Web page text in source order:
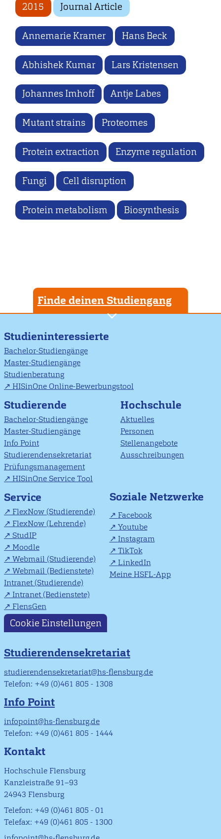
2015 Journal Article
Annemarie Kramer Hans Beck
Abhishek Kumar Lars Kristensen
Johannes Imhoff Antje Labes
Mutant strains Proteomes
Protein extraction Enzyme regulation
Fungi Cell disruption
Protein metabolism Biosynthesis
Finde deinen Studiengang
Studieninteressierte
Bachelor-Studiengänge
Master-Studiengänge
Studienberatung
HISinOne Online-Bewerbungstool
Studierende
Bachelor-Studiengänge
Master-Studiengänge
Info Point
Studierendensekretariat
Prüfungsmanagement
HISinOne Service Tool
Hochschule
Aktuelles
Personen
Stellenangebote
Ausschreibungen
Service
FlexNow (Studierende)
FlexNow (Lehrende)
StudIP
Moodle
Webmail (Studierende)
Webmail (Bedienstete)
Intranet (Studierende)
Intranet (Bedienstete)
FlensGen
Soziale Netzwerke
Facebook
Youtube
Instagram
TikTok
LinkedIn
Meine HSFL-App
Cookie Einstellungen
Studierendensekretariat
studierendensekretariat@hs-flensburg.de
Telefon: +49 (0)461 805 - 1308
Info Point
infopoint@hs-flensburg.de
Telefon: +49 (0)461 805 - 1444
Kontakt
Hochschule Flensburg
Kanzleistraße 91–93
24943 Flensburg
Telefon: +49 (0)461 805 - 01
Telefax: +49 (0)461 805 - 1300